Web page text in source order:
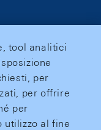
tool analitici
per
per offrire
per
utilizzo al fine